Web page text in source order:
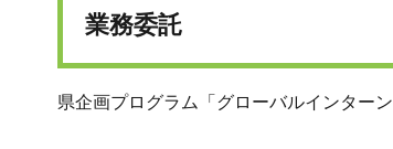
業務委託
県企画プログラム「グローバルインター